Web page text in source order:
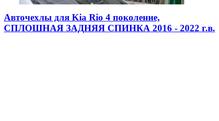
Авточехлы для Kia Rio 4 поколение,
СПЛОШНАЯ ЗАДНЯЯ СПИНКА 2016 - 2022 г.в.